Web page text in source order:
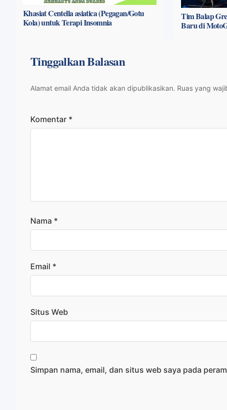
Khasiat Centella asiatica (Pegagan/Gotu
Kola) untuk Terapi Insomnia
Tim Balap
Baru di
Tinggalkan Balasan
Alamat email Anda tidak akan dipublikasikan. Ruas yang
Komentar *
Nama *
Email *
Situs Web
Simpan nama, email, dan situs web saya pada